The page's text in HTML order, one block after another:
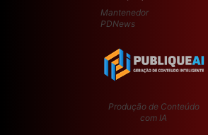
Mantenedor
PDNews
Produção de Conteúdo
com IA